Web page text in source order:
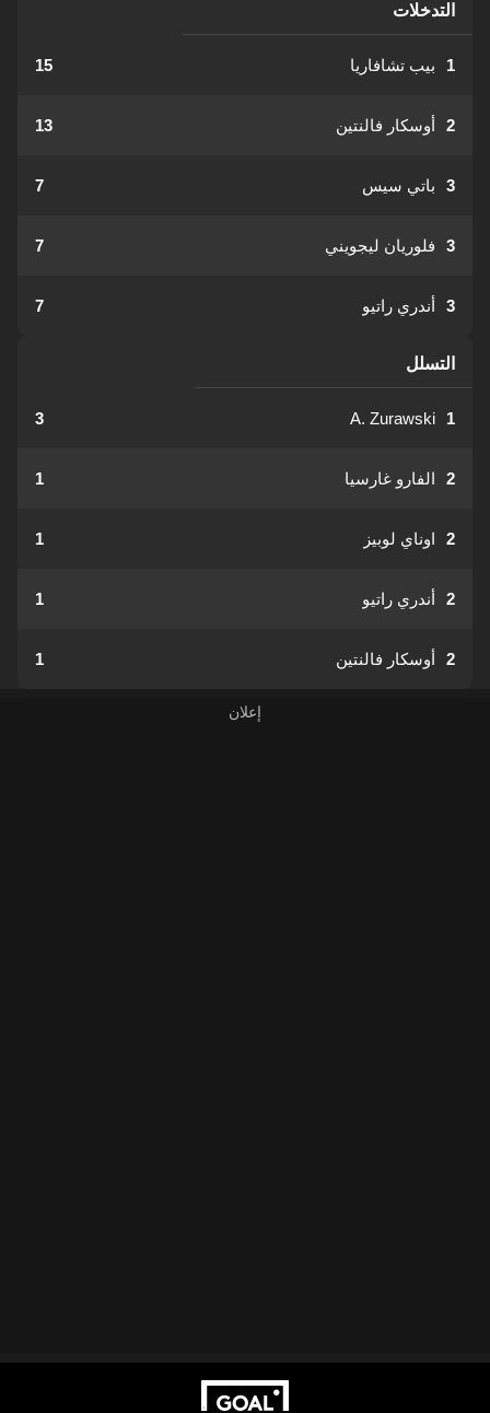
التدخلات
1 بيب تشافاريا 15
2 أوسكار فالنتين 13
3 باتي سيس 7
3 فلوريان ليجويني 7
3 أندري راتيو 7
التسلل
1
A. Zurawski
3
2 الفارو غارسيا 1
2 اوناي لوبيز 1
2 أندري راتيو 1
2 أوسكار فالنتين 1